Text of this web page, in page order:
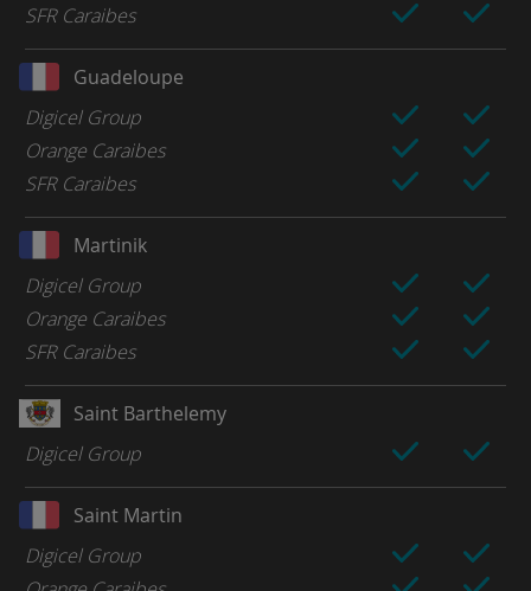
SFR Caraibes
Guadeloupe
Digicel Group
Orange Caraibes
SFR Caraibes
Martinik
Digicel Group
Orange Caraibes
SFR Caraibes
Saint Barthelemy
Digicel Group
Saint Martin
Digicel Group